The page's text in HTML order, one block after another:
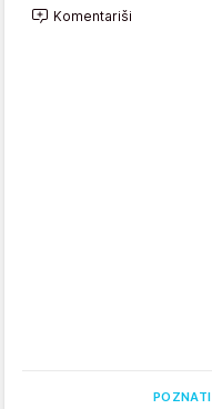
Komentariši
POZNATI